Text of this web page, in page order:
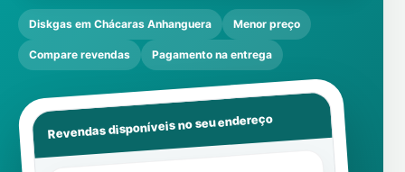
Diskgas em Chácaras Anhanguera Menor preço
Compare revendas Pagamento na entrega
Revendas disponíveis no seu endereço